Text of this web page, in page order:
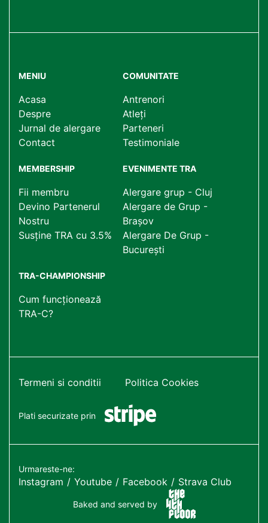
MENIU
Acasa
Despre
Jurnal de alergare
Contact
COMUNITATE
Antrenori
Atleți
Parteneri
Testimoniale
MEMBERSHIP
Fii membru
Devino Partenerul
Nostru
Susține TRA cu 3.5%
EVENIMENTE TRA
Alergare grup - Cluj
Alergare de Grup -
Brașov
Alergare De Grup -
București
TRA-CHAMPIONSHIP
Cum funcționează
TRA-C?
Termeni si conditii Politica Cookies
Plati securizate prin
Urmareste-ne:
Instagram Youtube Facebook Strava Club
Baked and served by